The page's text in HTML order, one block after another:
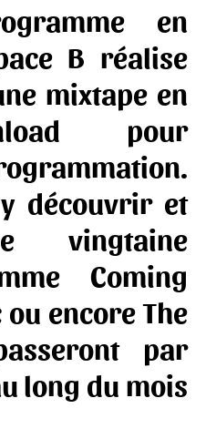
en
B réalise
mixtape en
pour
découvrir et
vingtaine
Coming
encore The
par
long du mois